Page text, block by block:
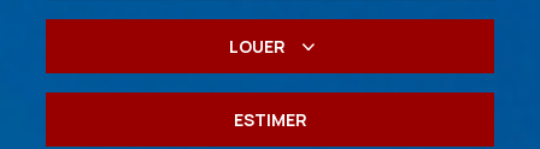
De l'immo pro
LOUER
ESTIMER